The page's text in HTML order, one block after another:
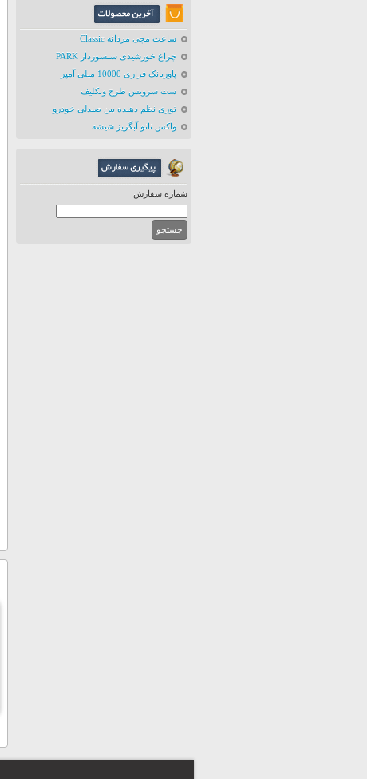
ساعت مچی مردانه Classic
چراغ خورشیدی سنسوردار PARK
پاوربانک فراری 10000 میلی آمپر
ست سرویس طرح ونکلیف
توری نظم دهنده بین صندلی خودرو
واکس نانو آبگریز شیشه
شماره سفارش